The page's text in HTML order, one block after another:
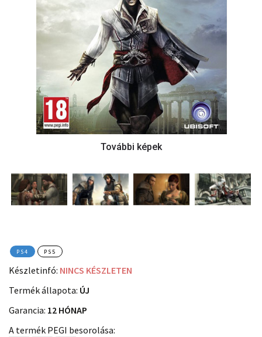
PS4 PS5
Készletinfó: NINCS KÉSZLETEN
Termék állapota: ÚJ
Garancia: 12 HÓNAP
A termék PEGI besorolása: